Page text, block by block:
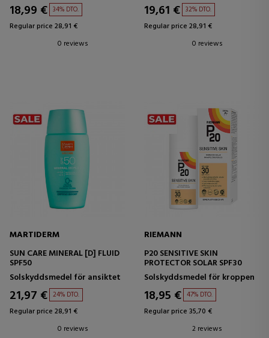
18,99 € 34% DTO.
Regular price 28,91 €
0 reviews
19,61 € 32% DTO.
Regular price 28,91 €
0 reviews
MARTIDERM
SUN CARE MINERAL [D] FLUID
SPF50
Solskyddsmedel för ansiktet
21,97 € 24% DTO.
Regular price 28,91 €
0 reviews
RIEMANN
P20 SENSITIVE SKIN
PROTECTOR SOLAR SPF30
Solskyddsmedel för kroppen
18,95 € 47% DTO.
Regular price 35,70 €
2 reviews